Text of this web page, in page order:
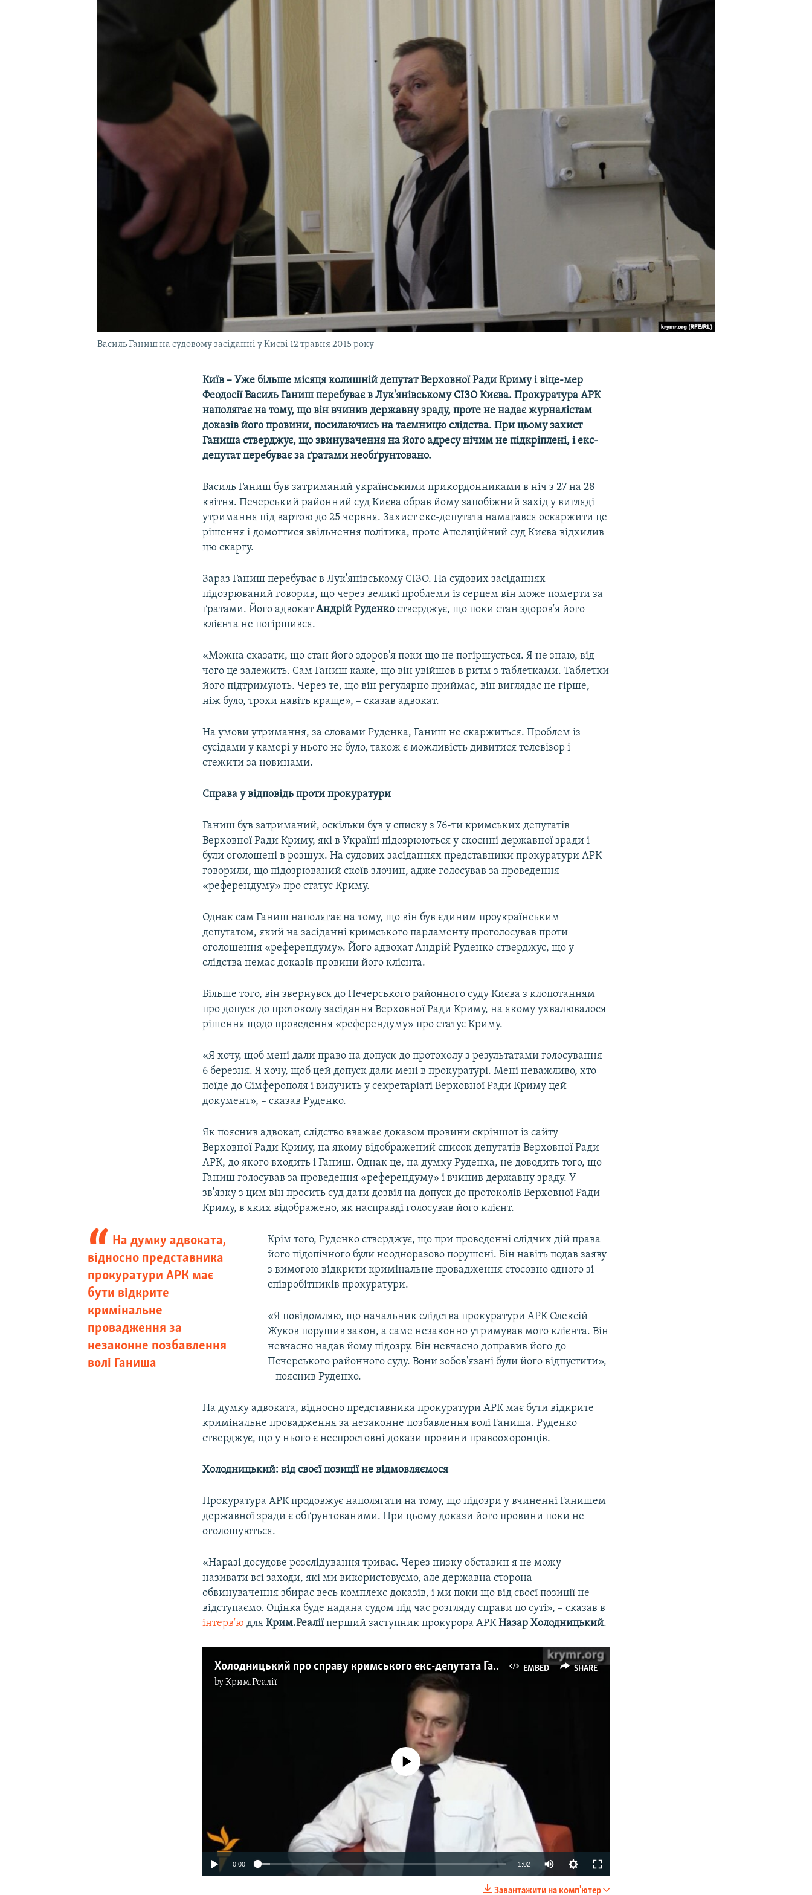
Василь Ганиш на судовому засіданні у Києві 12 травня 2015 року
Київ – Уже більше місяця колишній депутат Верховної Ради Криму і віце-мер
Феодосії Василь Ганиш перебуває в Лук'янівському СІЗО Києва. Прокуратура АРК
наполягає на тому, що він вчинив державну зраду, проте не надає журналістам
доказів його провини, посилаючись на таємницю слідства. При цьому захист
Ганиша стверджує, що звинувачення на його адресу нічим не підкріплені, і екс-
депутат перебуває за ґратами необґрунтовано.
Василь Ганиш був затриманий українськими прикордонниками в ніч з 27 на 28
квітня. Печерський районний суд Києва обрав йому запобіжний захід у вигляді
утримання під вартою до 25 червня. Захист екс-депутата намагався оскаржити це
рішення і домогтися звільнення політика, проте Апеляційний суд Києва відхилив
цю скаргу.
Зараз Ганиш перебуває в Лук'янівському СІЗО. На судових засіданнях
підозрюваний говорив, що через великі проблеми із серцем він може померти за
ґратами. Його адвокатАндрій Руденко стверджує, що поки стан здоров'я його
клієнта не погіршився.
«Можна сказати, що стан його здоров'я поки що не погіршується. Я не знаю, від
чого це залежить. Сам Ганиш каже, що він увійшов в ритм з таблетками. Таблетки
його підтримують. Через те, що він регулярно приймає, він виглядає не гірше,
ніж було, трохи навіть краще», – сказав адвокат.
На умови утримання, за словами Руденка, Ганиш не скаржиться. Проблем із
сусідами у камері у нього не було, також є можливість дивитися телевізор і
стежити за новинами.
Справа у відповідь проти прокуратури
Ганиш був затриманий, оскільки був у списку з 76-ти кримських депутатів
Верховної Ради Криму, які в Україні підозрюються у скоєнні державної зради і
були оголошені в розшук. На судових засіданнях представники прокуратури АРК
говорили, що підозрюваний скоїв злочин, адже голосував за проведення
«референдуму» про статус Криму.
Однак сам Ганиш наполягає на тому, що він був єдиним проукраїнським
депутатом, який на засіданні кримського парламенту проголосував проти
оголошення «референдуму». Його адвокат Андрій Руденко стверджує, що у
слідства немає доказів провини його клієнта.
Більше того, він звернувся до Печерського районного суду Києва з клопотанням
про допуск до протоколу засідання Верховної Ради Криму, на якому ухвалювалося
рішення щодо проведення «референдуму» про статус Криму.
«Я хочу, щоб мені дали право на допуск до протоколу з результатами голосування
6 березня. Я хочу, щоб цей допуск дали мені в прокуратурі. Мені неважливо, хто
поїде до Сімферополя і вилучить у секретаріаті Верховної Ради Криму цей
документ», – сказав Руденко.
Як пояснив адвокат, слідство вважає доказом провини скріншот із сайту
Верховної Ради Криму, на якому відображений список депутатів Верховної Ради
АРК, до якого входить і Ганиш. Однак це, на думку Руденка, не доводить того, що
Ганиш голосував за проведення «референдуму» і вчинив державну зраду. У
зв'язку з цим він просить суд дати дозвіл на допуск до протоколів Верховної Ради
Криму, в яких відображено, як насправді голосував його клієнт.
На думку адвоката,
відносно представника
прокуратури АРК має
бути відкрите
кримінальне
провадження за
незаконне позбавлення
волі Ганиша
Крім того, Руденко стверджує, що при проведенні слідчих дій права
його підопічного були неодноразово порушені. Він навіть подав заяву
з вимогою відкрити кримінальне провадження стосовно одного зі
співробітників прокуратури.
«Я повідомляю, що начальник слідства прокуратури АРК Олексій
Жуков порушив закон, а саме незаконно утримував мого клієнта. Він
невчасно надав йому підозру. Він невчасно доправив його до
Печерського районного суду. Вони зобов'язані були його відпустити»,
– пояснив Руденко.
На думку адвоката, відносно представника прокуратури АРК має бути відкрите
кримінальне провадження за незаконне позбавлення волі Ганиша. Руденко
стверджує, що у нього є неспростовні докази провини правоохоронців.
Холодницький: від своєї позиції не відмовляємося
Прокуратура АРК продовжує наполягати на тому, що підозри у вчиненні Ганишем
державної зради є обґрунтованими. При цьому докази його провини поки не
оголошуються.
«Наразі досудове розслідування триває. Через низку обставин я не можу
називати всі заходи, які ми використовуємо, але державна сторона
обвинувачення збирає весь комплекс доказів, і ми поки що від своєї позиції не
відступаємо. Оцінка буде надана судом під час розгляду справи по суті», – сказав в
інтерв'ю дляКрим.Реаліїперший заступник прокурора АРКНазар Холодницький.
EMBED SHARE
Холодницький про справу кримського екс-депутата Ганиша
byКрим.Реалії
No media source currently available
0:00 1:02
Завантажити на комп'ютер